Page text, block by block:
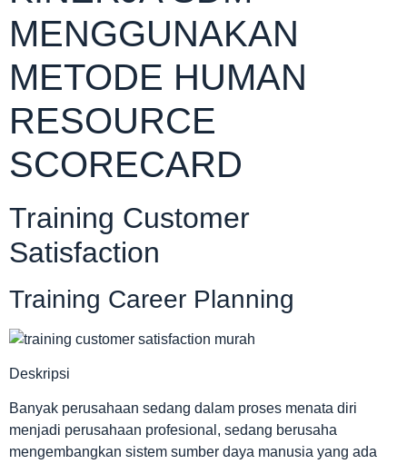
MENGGUNAKAN
METODE HUMAN
RESOURCE
SCORECARD
Training Customer
Satisfaction
Training Career Planning
Deskripsi
Banyak perusahaan sedang dalam proses menata diri
menjadi perusahaan profesional, sedang berusaha
mengembangkan sistem sumber daya manusia yang ada